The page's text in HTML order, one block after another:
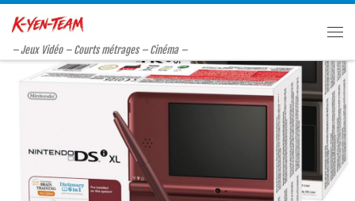
Passer au contenu
– Jeux Vidéo – Courts métrages – Cinéma –